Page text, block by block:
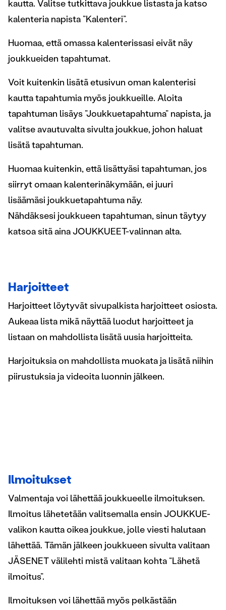
kautta. Valitse tutkittava joukkue listasta ja katso
kalenteria napista ”Kalenteri”.
Huomaa, että omassa kalenterissasi eivät näy
joukkueiden tapahtumat.
Voit kuitenkin lisätä etusivun oman kalenterisi
kautta tapahtumia myös joukkueille. Aloita
tapahtuman lisäys ”Joukkuetapahtuma” napista, ja
valitse avautuvalta sivulta joukkue, johon haluat
lisätä tapahtuman.
Huomaa kuitenkin, että lisättyäsi tapahtuman, jos
siirryt omaan kalenterinäkymään, ei juuri
lisäämäsi joukkuetapahtuma näy.
Nähdäksesi joukkueen tapahtuman, sinun täytyy
katsoa sitä aina JOUKKUEET-valinnan alta.
Harjoitteet
Harjoitteet löytyvät sivupalkista harjoitteet osiosta.
Aukeaa lista mikä näyttää luodut harjoitteet ja
listaan on mahdollista lisätä uusia harjoitteita.
Harjoituksia on mahdollista muokata ja lisätä niihin
piirustuksia ja videoita luonnin jälkeen.
Ilmoitukset
Valmentaja voi lähettää joukkueelle ilmoituksen.
Ilmoitus lähetetään valitsemalla ensin JOUKKUE-
valikon kautta oikea joukkue, jolle viesti halutaan
lähettää. Tämän jälkeen joukkueen sivulta valitaan
JÄSENET välilehti mistä valitaan kohta “Lähetä
ilmoitus”.
Ilmoituksen voi lähettää myös pelkästään